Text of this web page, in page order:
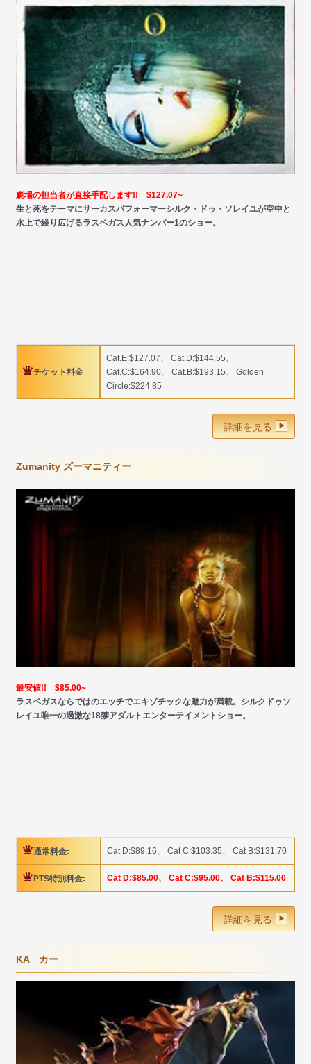
劇場の担当者が直接手配します!! $127.07~
生と死をテーマにサーカスパフォーマーシルク・ドゥ・ソレイユが空中と
水上で繰り広げるラスベガス人気ナンバー1のショー。
チケット料金
Cat.E:$127.07、 Cat.D:$144.55、
Cat.C:$164.90、 Cat.B:$193.15、 Golden
Circle:$224.85
詳細を見る
Zumanity ズーマニティー
最安値!! $85.00~
ラスベガスならではのエッチでエキゾチックな魅力が満載。シルクドゥソ
レイユ唯一の過激な18禁アダルトエンターテイメントショー。
通常料金: Cat D:$89.16、 Cat C:$103.35、 Cat B:$131.70
PTS特別料金: Cat D:$85.00、 Cat C:$95.00、 Cat B:$115.00
詳細を見る
KA カー